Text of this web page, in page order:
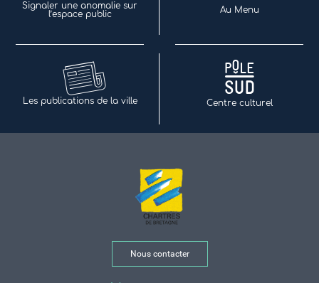
Signaler une anomalie sur
l’espace public
Au Menu
Les publications de la ville Centre culturel
Nous contacter